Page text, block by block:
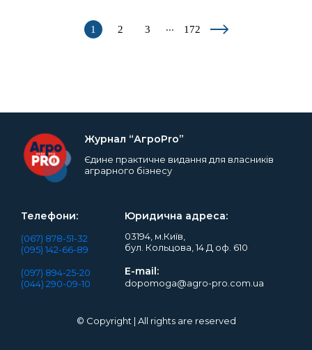
1 2 3 ... 172
Журнал “АгроPro”
Єдине практичне видання для власників
аграрного бізнесу
Юридична адреса:
03194, м.Київ,
бул. Кольцова, 14 Д оф. 610
Телефони:
(067) 878-51-32
(095) 142-66-89
(097) 894-25-20
(044) 290-09-10
E-mail:
dopomoga@agro-pro.com.ua
© Copyright | All rights are reserved